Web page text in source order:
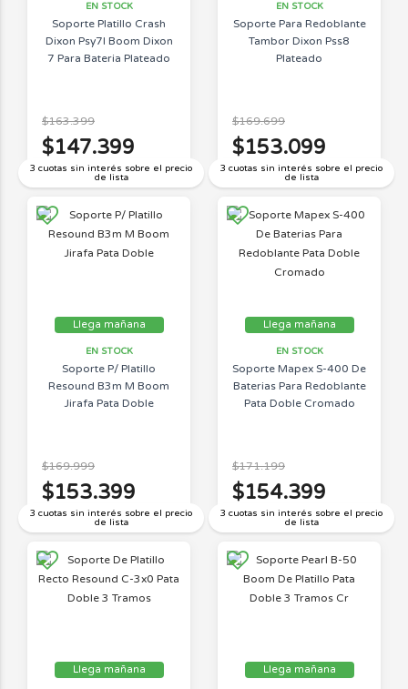
EN STOCK
Soporte Platillo Crash
Dixon Psy7l Boom Dixon
7 Para Bateria Plateado
3 cuotas sin interés sobre el precio
de lista
$163.399
$147.399
EN STOCK
Soporte Para Redoblante
Tambor Dixon Pss8
Plateado
3 cuotas sin interés sobre el precio
de lista
$169.699
$153.099
Llega mañana
EN STOCK
Soporte P/ Platillo
Resound B3m M Boom
Jirafa Pata Doble
3 cuotas sin interés sobre el precio
de lista
$169.999
$153.399
Llega mañana
EN STOCK
Soporte Mapex S-400 De
Baterias Para Redoblante
Pata Doble Cromado
3 cuotas sin interés sobre el precio
de lista
$171.199
$154.399
Llega mañana Llega mañana